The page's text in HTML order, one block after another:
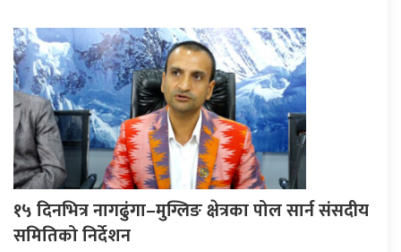
१५ दिनभित्र नागढुंगा–मुग्लिङ क्षेत्रका पोल सार्न संसदीय
समितिको निर्देशन